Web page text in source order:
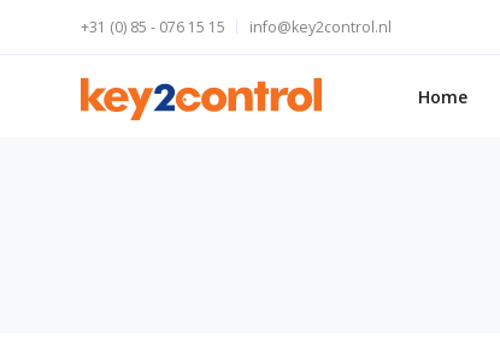
+31 (0) 85 - 076 15 15 info@key2control.nl
Home